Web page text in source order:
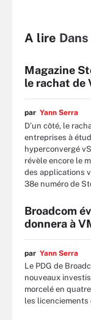
A lire
Magazine
le rachat de
par Yann Serra
D’un côté, le
entreprises à
hyperconvergé
révèle encore le
des applications
38e numéro de
Broadcom
donnera à
par Yann Serra
Le PDG de
nouveaux
morcelé en
les licenciements